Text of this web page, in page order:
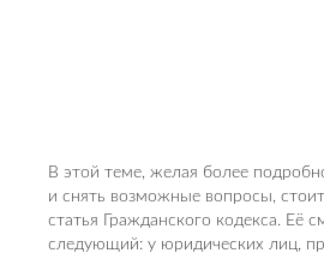
В этой теме, желая более
и снять возможные вопросы,
статья Гражданского кодекса. Её
следующий: у юридических лиц,